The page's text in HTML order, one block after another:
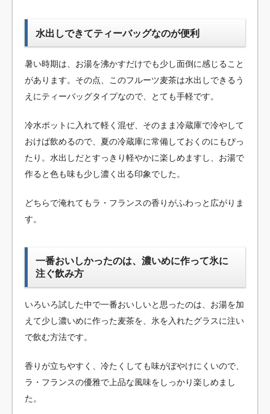
水出しできてティーバッグなのが便利
暑い時期は、お湯を沸かすだけでも少し面倒に感じること
があります。その点、このフルーツ麦茶は水出しできるう
えにティーバッグタイプなので、とても手軽です。
冷水ポットに入れて軽く混ぜ、そのまま冷蔵庫で冷やして
おけば飲めるので、夏の冷蔵庫に常備しておくのにもぴっ
たり。水出しだとすっきり軽やかに楽しめますし、お湯で
作ると色も味も少し濃く出る印象でした。
どちらで淹れてもラ・フランスの香りがふわっと広がりま
す。
一番おいしかったのは、濃いめに作って氷に
注ぐ飲み方
いろいろ試した中で一番おいしいと思ったのは、お湯を加
えて少し濃いめに作った麦茶を、氷を入れたグラスに注い
で飲む方法です。
香りが立ちやすく、冷たくしても味がぼやけにくいので、
ラ・フランスの優雅で上品な風味をしっかり楽しめまし
た。